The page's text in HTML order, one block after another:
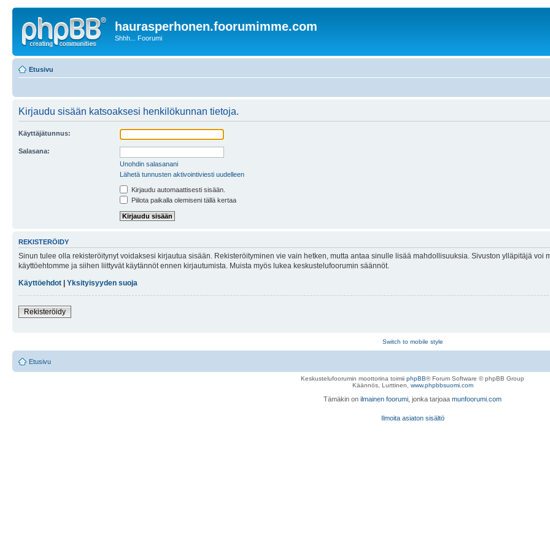
haurasperhonen.foorumimme.com
Shhh... Foorumi
Etusivu
Kirjaudu sisään katsoaksesi henkilökunnan tietoja.
Käyttäjätunnus:
Salasana:
Unohdin salasanani
Lähetä tunnusten aktivointiviesti uudelleen
Kirjaudu automaattisesti sisään.
Piilota paikalla olemiseni tällä kertaa
REKISTERÖIDY
Sinun tulee olla rekisteröitynyt voidaksesi kirjautua sisään. Rekisteröityminen vie vain hetken, mutta antaa sinulle lisää mahdollisuuksia. Sivuston ylläpitäjä
käyttöehtomme ja siihen liittyvät käytännöt ennen kirjautumista. Muista myös lukea keskustelufoorumin säännöt.
Käyttöehdot
Yksityisyyden suoja
Rekisteröidy
Switch to mobile style
Etusivu
Keskustelufoorumin moottorina toimii phpBB® Forum Software © phpBB Group
Käännös, Lurttinen, www.phpbbsuomi.com
Tämäkin on ilmainen foorumi , jonka tarjoaa munfoorumi.com
Ilmoita asiaton sisältö